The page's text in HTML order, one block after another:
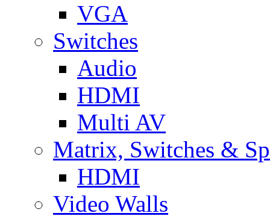
VGA
Switches
Audio
HDMI
Multi AV
Matrix, Switches &
HDMI
Video Walls